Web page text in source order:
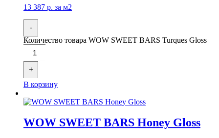
13 387 р. за м2
-
Количество товара WOW SWEET BARS Turques Gloss
+
В корзину
WOW SWEET BARS Honey Gloss